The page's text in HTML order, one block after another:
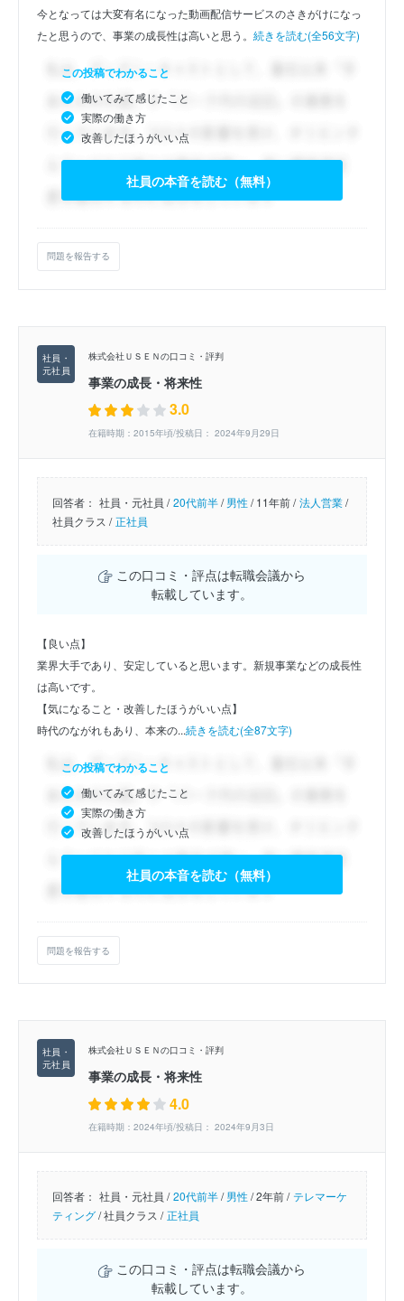
今となっては大変有名になった動画配信サービスのさきがけになっ
たと思うので、事業の成長性は高いと思う。 続きを読む(全56文字)
この投稿でわかること
働いてみて感じたこと
実際の働き方
改善したほうがいい点
社員の本音を読む（無料）
問題を報告する
株式会社ＵＳＥＮの口コミ・評判
事業の成長・将来性
3.0
在籍時期：2015年頃/投稿日： 2024年9月29日
回答者： 社員・元社員 / 20代前半/男性/11年前 / 法人営業/
社員クラス / 正社員
この口コミ・評点は転職会議から
転載しています。
【良い点】
業界大手であり、安定していると思います。新規事業などの成長性
は高いです。
【気になること・改善したほうがいい点】
時代のながれもあり、本来の...続きを読む(全87文字)
この投稿でわかること
働いてみて感じたこと
実際の働き方
改善したほうがいい点
社員の本音を読む（無料）
問題を報告する
株式会社ＵＳＥＮの口コミ・評判
事業の成長・将来性
4.0
在籍時期：2024年頃/投稿日： 2024年9月3日
回答者： 社員・元社員 / 20代前半/男性/2年前 / テレマーケ
ティング/社員クラス / 正社員
この口コミ・評点は転職会議から
転載しています。